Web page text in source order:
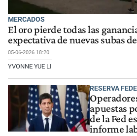
MERCADOS
El oro pierde todas las
expectativa de nuevas subas
05-06-2026 18:20
YVONNE YUE LI
RESERVA
apuestas
de la Fed
informe